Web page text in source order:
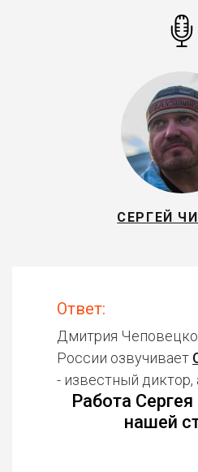
СЕРГЕЙ
Ответ:
Дмитрия
России озвучивает
- известный диктор,
Работа
нашей